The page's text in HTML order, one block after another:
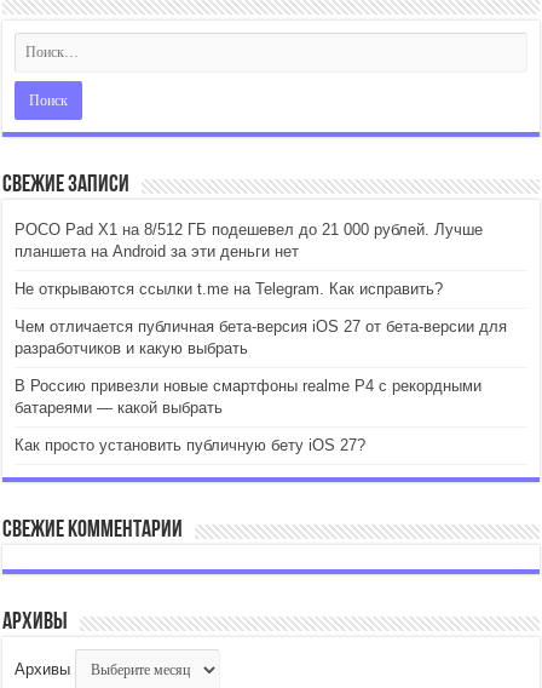
Свежие записи
POCO Pad X1 на 8/512 ГБ подешевел до 21 000 рублей. Лучше
планшета на Android за эти деньги нет
Не открываются ссылки t.me на Telegram. Как исправить?
Чем отличается публичная бета-версия iOS 27 от бета-версии для
разработчиков и какую выбрать
В Россию привезли новые смартфоны realme P4 с рекордными
батареями — какой выбрать
Как просто установить публичную бету iOS 27?
Свежие комментарии
Архивы
Архивы